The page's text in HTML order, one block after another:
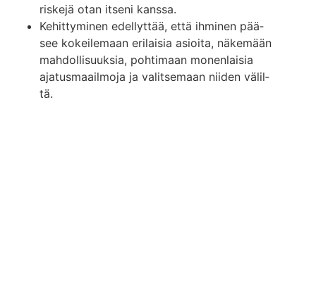
ris­ke­jä otan itse­ni kans­sa.
Kehit­ty­mi­nen edel­lyt­tää, että ihmi­nen pää­
see kokei­le­maan eri­lai­sia asioi­ta, näke­mään
mah­dol­li­suuk­sia, poh­ti­maan monen­lai­sia
aja­tus­maa­il­mo­ja ja valit­se­maan nii­den välil­
tä.